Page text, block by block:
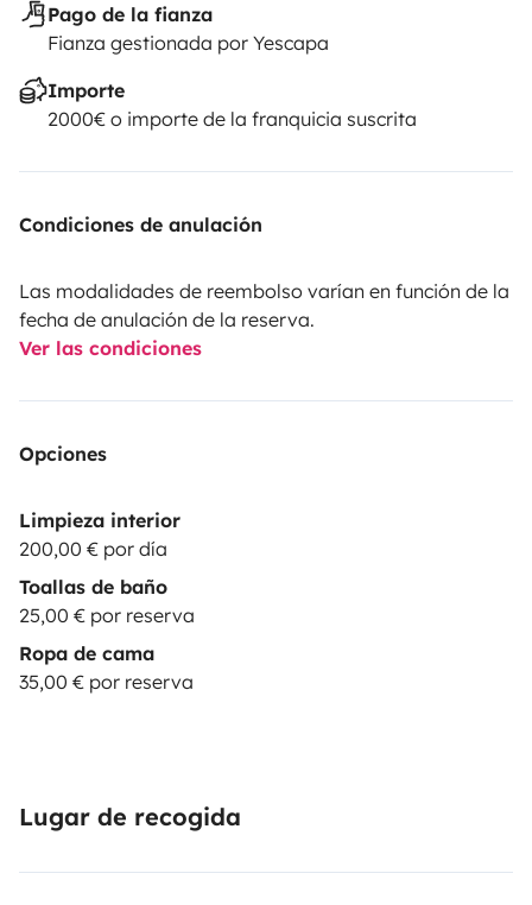
Pago de la fianza
Fianza gestionada por Yescapa
Importe
2000€ o importe de la franquicia suscrita
Condiciones de anulación
Las modalidades de reembolso varían en función de la
fecha de anulación de la reserva.
Ver las condiciones
Opciones
Limpieza interior
200,00 € por día
Toallas de baño
25,00 € por reserva
Ropa de cama
35,00 € por reserva
Lugar de recogida